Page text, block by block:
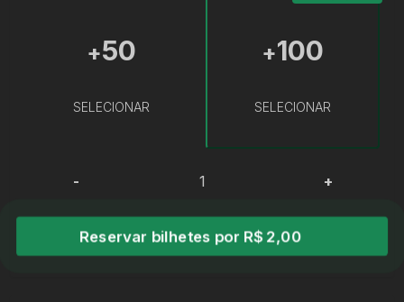
+50
SELECIONAR
+100
SELECIONAR
- +
Reservar bilhetes por R$ 2,00